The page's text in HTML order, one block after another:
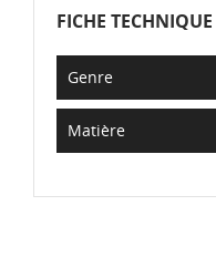
FICHE TECHNIQUE
Genre
Matière